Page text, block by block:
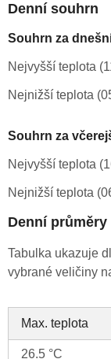
Denní souhrn
Souhrn za
Nejvyšší teplota
Nejnižší teplota
Souhrn za
Nejvyšší teplota
Nejnižší teplota
Denní průměry
Tabulka ukazuje
vybrané veličiny
Max. teplota
26.5 °C